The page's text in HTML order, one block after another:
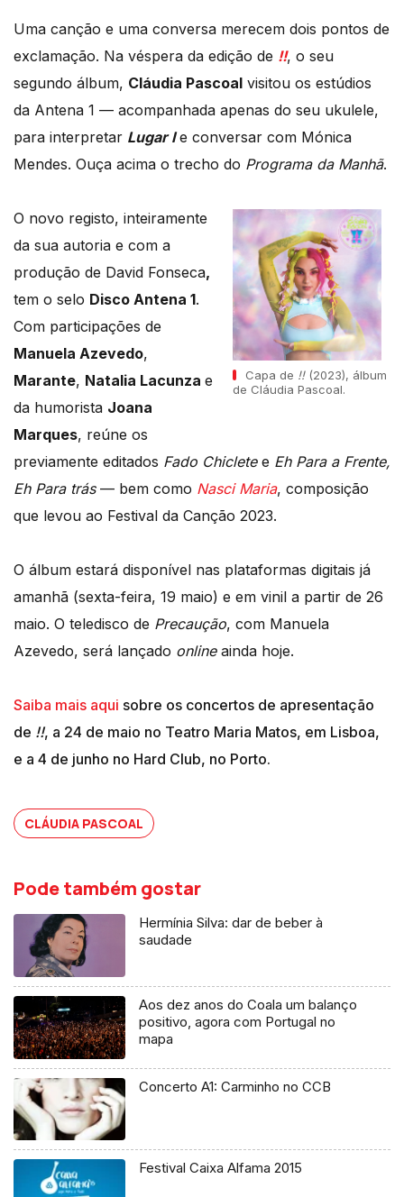
Uma canção e uma conversa merecem dois pontos de
exclamação. Na véspera da edição de !!, o seu
segundo álbum, Cláudia Pascoal visitou os estúdios
da Antena 1 — acompanhada apenas do seu ukulele,
para interpretar Lugar Ie conversar com Mónica
Mendes. Ouça acima o trecho do Programa da Manhã.
Capa de !!(2023), álbum
de Cláudia Pascoal.
O novo registo, inteiramente
da sua autoria e com a
produção de David Fonseca,
tem o selo Disco Antena 1.
Com participações de
Manuela Azevedo,
Marante, Natalia Lacunza e
da humorista Joana
Marques, reúne os
previamente editados Fado Chiclete e Eh Para a Frente,
Eh Para trás— bem como Nasci Maria, composição
que levou ao Festival da Canção 2023.
O álbum estará disponível nas plataformas digitais já
amanhã (sexta-feira, 19 maio) e em vinil a partir de 26
maio. O teledisco de Precaução, com Manuela
Azevedo, será lançado onlineainda hoje.
Saiba mais aqui sobre os concertos de apresentação
de !!, a 24 de maio no Teatro Maria Matos, em Lisboa,
e a 4 de junho no Hard Club, no Porto.
CLÁUDIA PASCOAL
Pode também gostar
Hermínia Silva: dar de beber à
saudade
Aos dez anos do Coala um balanço
positivo, agora com Portugal no
mapa
Concerto A1: Carminho no CCB
Festival Caixa Alfama 2015